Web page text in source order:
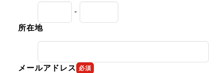
-
所在地
メールアドレス 必須